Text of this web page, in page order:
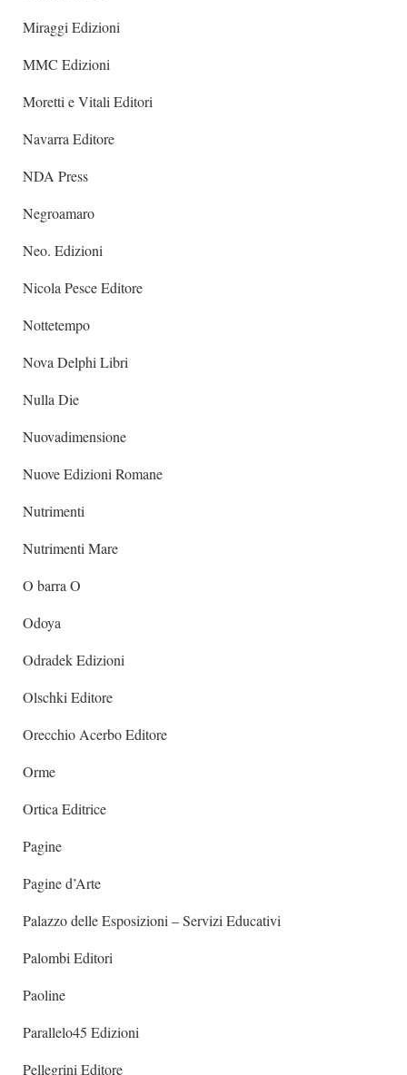
Miraggi Edizioni
MMC Edizioni
Moretti e Vitali Editori
Navarra Editore
NDA Press
Negroamaro
Neo. Edizioni
Nicola Pesce Editore
Nottetempo
Nova Delphi Libri
Nulla Die
Nuovadimensione
Nuove Edizioni Romane
Nutrimenti
Nutrimenti Mare
O barra O
Odoya
Odradek Edizioni
Olschki Editore
Orecchio Acerbo Editore
Orme
Ortica Editrice
Pagine
Pagine d’Arte
Palazzo delle Esposizioni – Servizi Educativi
Palombi Editori
Paoline
Parallelo45 Edizioni
Pellegrini Editore